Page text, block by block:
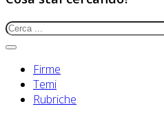
Firme
Temi
Rubriche